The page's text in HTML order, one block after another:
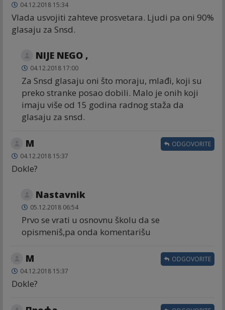
04.12.2018 15:34
Vlada usvojiti zahteve prosvetara. Ljudi pa oni 90%
glasaju za Snsd.
NIJE NEGO ,
04.12.2018 17:00
Za Snsd glasaju oni što moraju, mlađi, koji su
preko stranke posao dobili. Malo je onih koji
imaju više od 15 godina radnog staža da
glasaju za snsd.
M
04.12.2018 15:37
Dokle?
ODGOVORITE
Nastavnik
05.12.2018 06:54
Prvo se vrati u osnovnu školu da se
opismeniš,pa onda komentarišu
M
04.12.2018 15:37
Dokle?
ODGOVORITE